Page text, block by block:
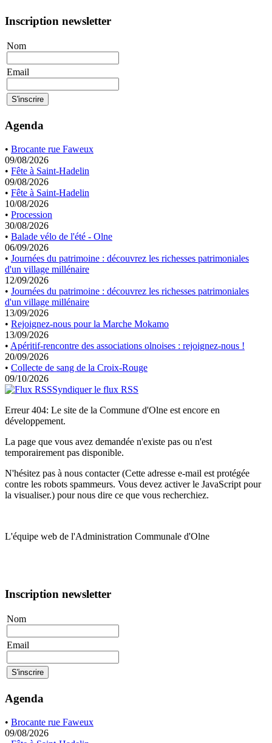
Inscription newsletter
Nom
Email
Agenda
• Brocante rue Faweux
09/08/2026
• Fête à Saint-Hadelin
09/08/2026
• Fête à Saint-Hadelin
10/08/2026
• Procession
30/08/2026
• Balade vélo de l'été - Olne
06/09/2026
• Journées du patrimoine : découvrez les richesses patrimoniales
d'un village millénaire
12/09/2026
• Journées du patrimoine : découvrez les richesses patrimoniales
d'un village millénaire
13/09/2026
• Rejoignez-nous pour la Marche Mokamo
13/09/2026
• Apéritif-rencontre des associations olnoises : rejoignez-nous !
20/09/2026
• Collecte de sang de la Croix-Rouge
09/10/2026
Syndiquer le flux RSS
Erreur 404: Le site de la Commune d'Olne est encore en
développement.
La page que vous avez demandée n'existe pas ou n'est
temporairement pas disponible.
N'hésitez pas à nous contacter (Cette adresse e-mail est protégée
contre les robots spammeurs. Vous devez activer le JavaScript pour
la visualiser.) pour nous dire ce que vous recherchiez.
L'équipe web de l'Administration Communale d'Olne
Inscription newsletter
Nom
Email
Agenda
• Brocante rue Faweux
09/08/2026